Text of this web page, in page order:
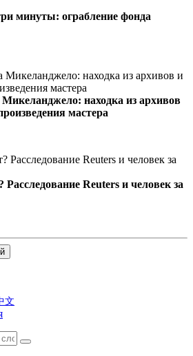
минуты: ограбление фонда
находка из архивов
мастера
Reuters и человек за
文